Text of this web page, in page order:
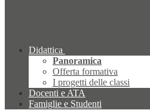
Didattica
Panoramica
Offerta formativa
I progetti delle classi
Docenti e ATA
Famiglie e Studenti